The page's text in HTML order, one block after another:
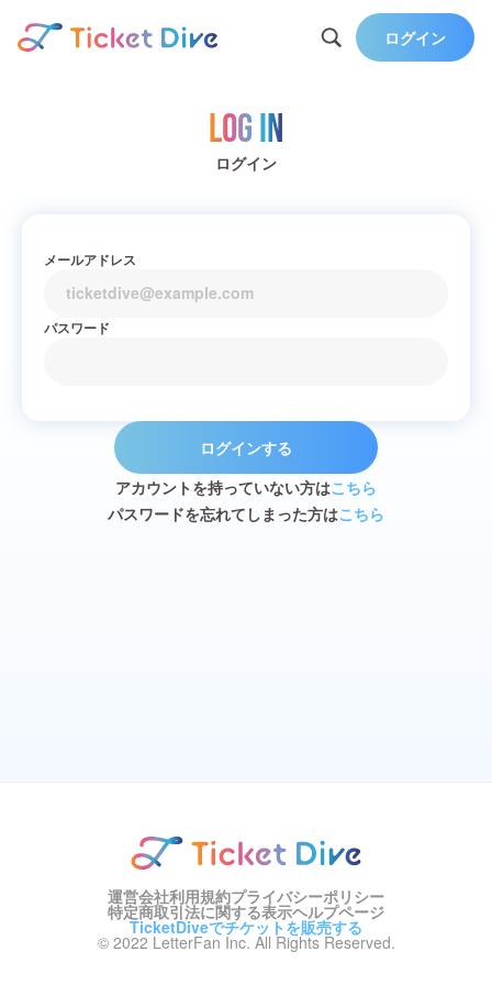
ログイン
Log in
ログイン
メールアドレス
パスワード
ログインする
アカウントを持っていない方はこちら
パスワードを忘れてしまった方はこちら
運営会社利用規約プライバシーポリシー
特定商取引法に関する表示ヘルプページ
TicketDiveでチケットを販売する
© 2022 LetterFan Inc. All Rights Reserved.